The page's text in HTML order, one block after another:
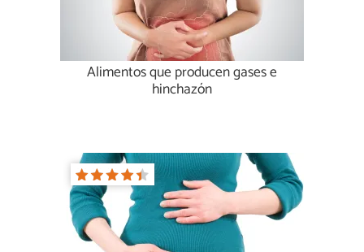
Alimentos que producen gases e
hinchazón